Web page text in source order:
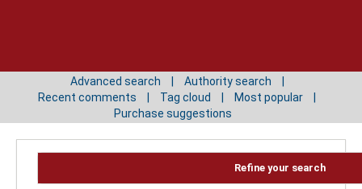
Advanced search
Authority search
Recent comments
Tag cloud
Most popular
Purchase suggestions
Refine your search